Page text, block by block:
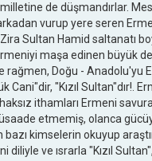
de düşmandırlar.
vurup yere seren
Sultan Hamid saltanatı
maşa edinen büyük
Doğu - Anadolu'yu
"Kızıl Sultan"dır!.
ithamları Ermeni
etmemiş, olanca
kimselerin okuyup
ve ısrarla "Kızıl